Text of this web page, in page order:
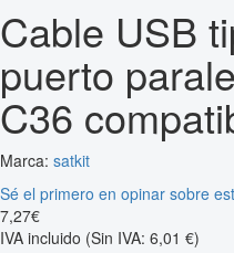
Cable USB
puerto
C36
Marca: satkit
Sé el primero en opinar sobre
7,27€
IVA incluido (Sin IVA: 6,01 €)